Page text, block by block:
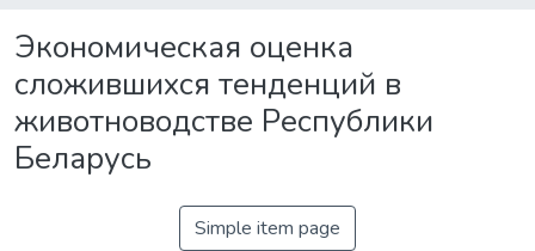
Экономическая оценка
сложившихся тенденций в
животноводстве Республики
Беларусь
Simple item page